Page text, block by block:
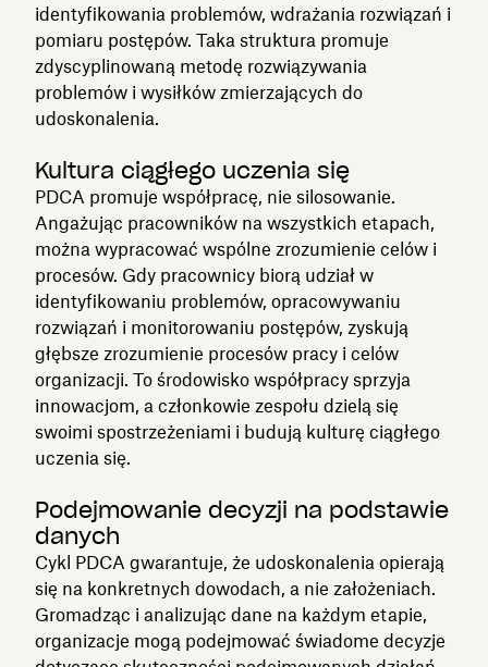
identyfikowania problemów, wdrażania rozwiązań i
pomiaru postępów. Taka struktura promuje
zdyscyplinowaną metodę rozwiązywania
problemów i wysiłków zmierzających do
udoskonalenia.
Kultura ciągłego uczenia się
PDCA promuje współpracę, nie silosowanie.
Angażując pracowników na wszystkich etapach,
można wypracować wspólne zrozumienie celów i
procesów. Gdy pracownicy biorą udział w
identyfikowaniu problemów, opracowywaniu
rozwiązań i monitorowaniu postępów, zyskują
głębsze zrozumienie procesów pracy i celów
organizacji. To środowisko współpracy sprzyja
innowacjom, a członkowie zespołu dzielą się
swoimi spostrzeżeniami i budują kulturę ciągłego
uczenia się.
Podejmowanie decyzji na podstawie
danych
Cykl PDCA gwarantuje, że udoskonalenia opierają
się na konkretnych dowodach, a nie założeniach.
Gromadząc i analizując dane na każdym etapie,
organizacje mogą podejmować świadome decyzje